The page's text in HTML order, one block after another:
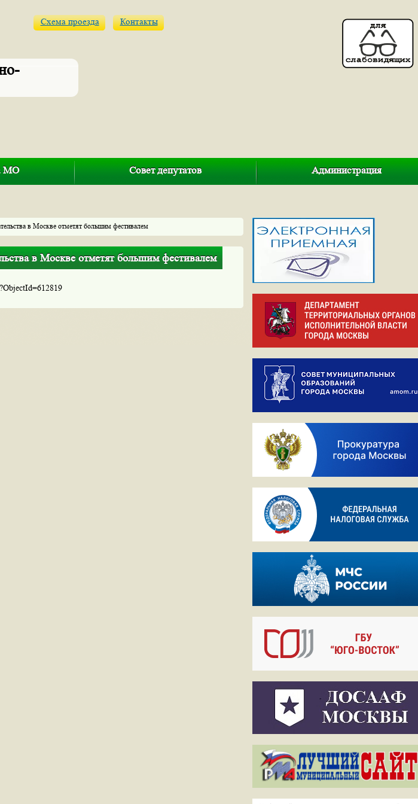
Схема проезда Контакты
МО Совет депутатов Администрация
в Москве отметят большим фестивалем
в Москве отметят большим фестивалем